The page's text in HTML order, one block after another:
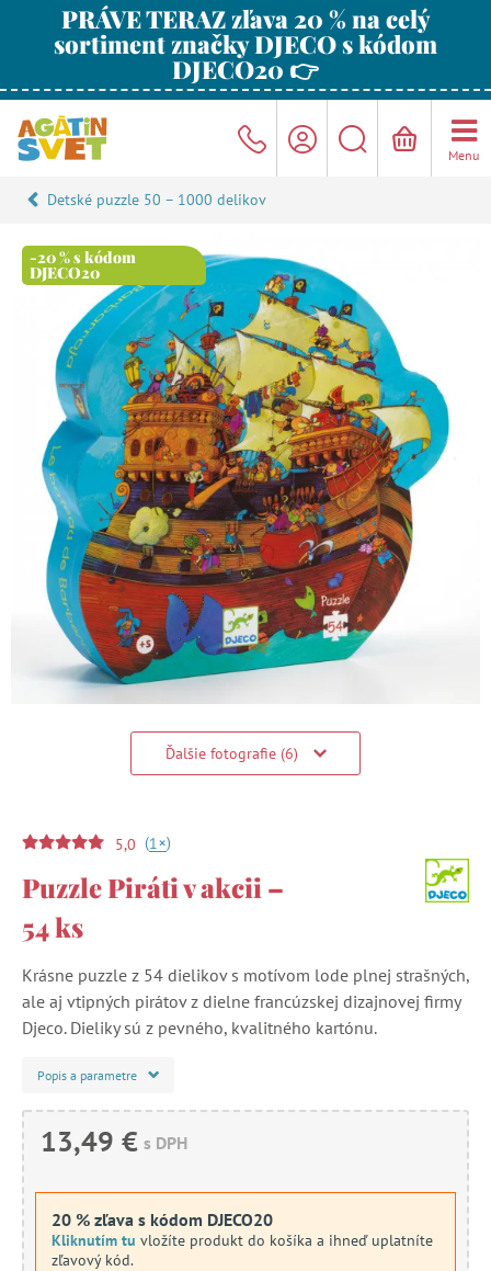
PRÁVE TERAZ zľava 20 % na celý
sortiment značky DJECO s kódom
DJECO20 👉
Menu
Detské puzzle 50 – 1000 delikov
-20 % s kódom
DJECO20
Ďalšie fotografie (6)
5,0 (1+)
Puzzle Piráti v akcii –
54 ks
Krásne puzzle z 54 dielikov s motívom lode plnej strašných,
ale aj vtipných pirátov z dielne francúzskej dizajnovej firmy
Djeco. Dieliky sú z pevného, kvalitného kartónu.
Popis a parametre
13,49 € s DPH
20 % zľava s kódom DJECO20
Kliknutím tu vložíte produkt do košíka a ihneď uplatníte
zľavový kód.